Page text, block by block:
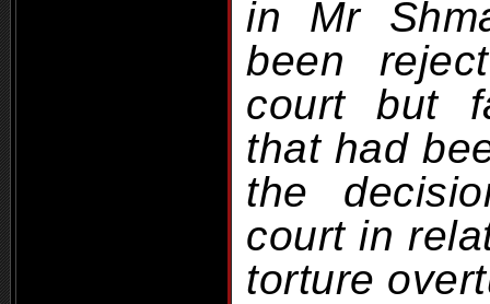
in Mr
been
court but
that had
the
court in
torture